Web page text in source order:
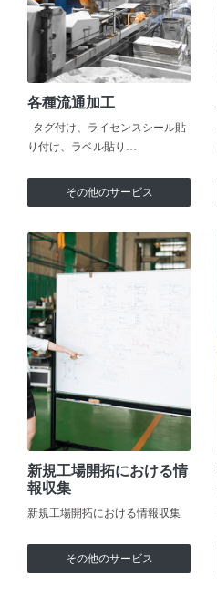
各種流通加工
タグ付け、ライセンスシール貼
り付け、ラベル貼り…
その他のサービス
新規工場開拓における情
報収集
新規工場開拓における情報収集
その他のサービス